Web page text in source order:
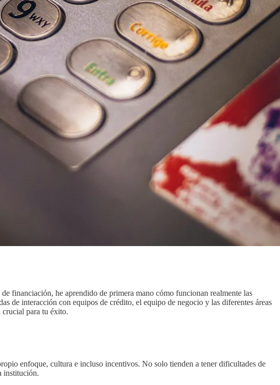
financiación, he aprendido de primera mano cómo funcionan realmente las
de interacción con equipos de crédito, el equipo de negocio y las diferentes áreas
crucial para tu éxito.
enfoque, cultura e incluso incentivos. No solo tienden a tener dificultades de
institución.